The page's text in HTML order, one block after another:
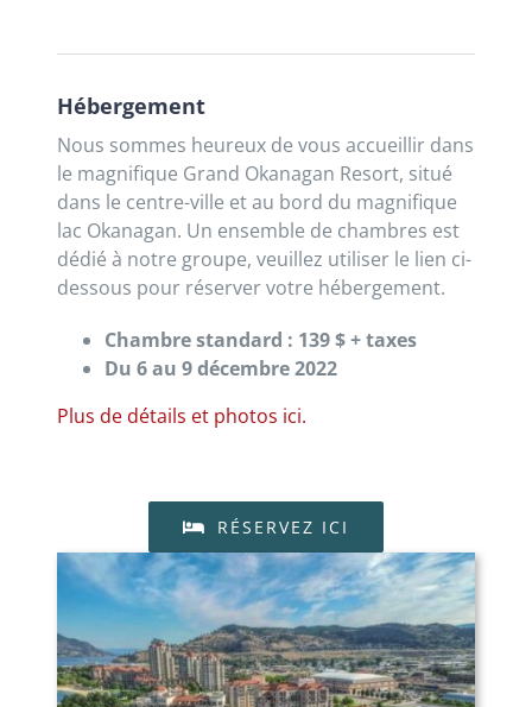
Hébergement
Nous sommes heureux de vous accueillir dans
le magnifique Grand Okanagan Resort, situé
dans le centre-ville et au bord du magnifique
lac Okanagan. Un ensemble de chambres est
dédié à notre groupe, veuillez utiliser le lien ci-
dessous pour réserver votre hébergement.
Chambre standard : 139 $ + taxes
Du 6 au 9 décembre 2022
Plus de détails et photos ici.
RÉSERVEZ ICI